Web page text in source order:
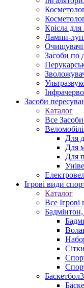
Крісла
Лампи-
Очищувачі
Засоби по
Засоби
Каталог
Все
Веломобілі
Для
Для
Для
Ігрові види
Каталог
Все
Сітки
Баскетбол